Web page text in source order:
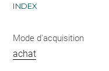
INDEX
Mode d'acquisition
achat